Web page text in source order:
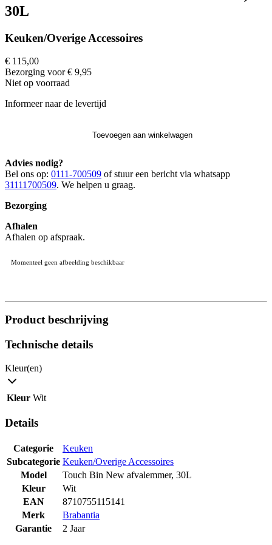
30L
Keuken/Overige Accessoires
€ 115,00
Bezorging voor € 9,95
Niet op voorraad
Informeer naar de levertijd
Toevoegen aan winkelwagen
Advies nodig?
Bel ons op: 0111-700509 of stuur een bericht via whatsapp
31111700509. We helpen u graag.
Bezorging
Afhalen
Afhalen op afspraak.
Momenteel geen afbeelding beschikbaar
Product beschrijving
Technische details
Kleur(en)
Kleur Wit
Details
Categorie
Keuken
Subcategorie Keuken/Overige Accessoires
Model
Touch Bin New afvalemmer, 30L
Kleur
Wit
EAN
8710755115141
Merk
Brabantia
Garantie
2 Jaar